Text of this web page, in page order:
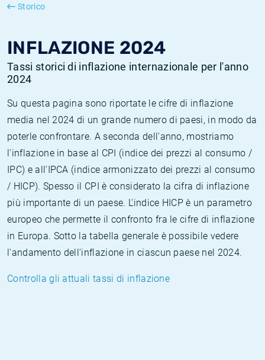
Storico
INFLAZIONE 2024
Tassi storici di inflazione internazionale per l'anno
2024
Su questa pagina sono riportate le cifre di inflazione
media nel 2024 di un grande numero di paesi, in modo da
poterle confrontare. A seconda dell'anno, mostriamo
l'inflazione in base al CPI (indice dei prezzi al consumo /
IPC) e all'IPCA (indice armonizzato dei prezzi al consumo
/ HICP). Spesso il CPI è considerato la cifra di inflazione
più importante di un paese. L'indice HICP è un parametro
europeo che permette il confronto fra le cifre di inflazione
in Europa. Sotto la tabella generale è possibile vedere
l'andamento dell'inflazione in ciascun paese nel 2024.
Controlla gli attuali tassi di inflazione
SONIA
Inflazione Stati Uniti
Tassi storici di TONAR